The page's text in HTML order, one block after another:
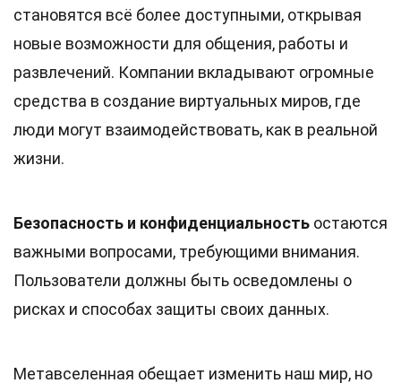
становятся всё более доступными, открывая
новые возможности для общения, работы и
развлечений. Компании вкладывают огромные
средства в создание виртуальных миров, где
люди могут взаимодействовать, как в реальной
жизни.
Безопасность и конфиденциальность остаются
важными вопросами, требующими внимания.
Пользователи должны быть осведомлены о
рисках и способах защиты своих данных.
Метавселенная обещает изменить наш мир, но